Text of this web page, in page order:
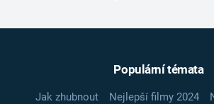
Populární témata
Jak zhubnout Nejlepší filmy 2024